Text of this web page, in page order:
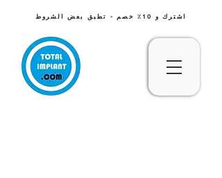
اشترك و 10٪ خصم - تطبق بعض الشروط